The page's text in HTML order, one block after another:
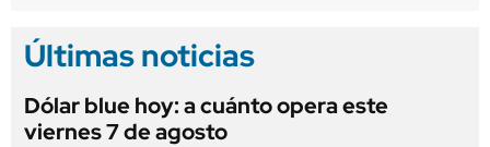
Últimas noticias
Dólar blue hoy: a cuánto opera este
viernes 7 de agosto